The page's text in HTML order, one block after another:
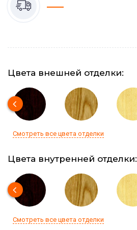
Цвета внешней отделки:
Смотреть все цвета отделки
Цвета внутренней отделки:
Смотреть все цвета отделки